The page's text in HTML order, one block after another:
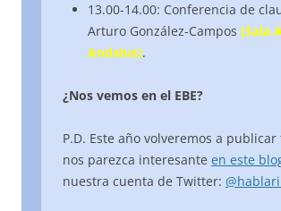
13.00-14.00: Conferencia de
Arturo González-Campos (Sala
Andalus).
¿Nos vemos en el EBE?
P.D. Este año volveremos a
nos parezca interesante en este
nuestra cuenta de Twitter: